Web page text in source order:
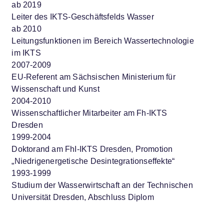
ab 2019
Leiter des IKTS-Geschäftsfelds Wasser
ab 2010
Leitungsfunktionen im Bereich Wassertechnologie
im IKTS
2007-2009
EU-Referent am Sächsischen Ministerium für
Wissenschaft und Kunst
2004-2010
Wissenschaftlicher Mitarbeiter am Fh-IKTS
Dresden
1999-2004
Doktorand am FhI-IKTS Dresden, Promotion
„Niedrigenergetische Desintegrationseffekte“
1993-1999
Studium der Wasserwirtschaft an der Technischen
Universität Dresden, Abschluss Diplom